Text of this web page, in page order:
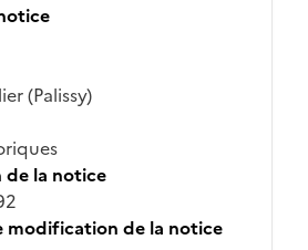
(Palissy)
la notice
modification de la notice